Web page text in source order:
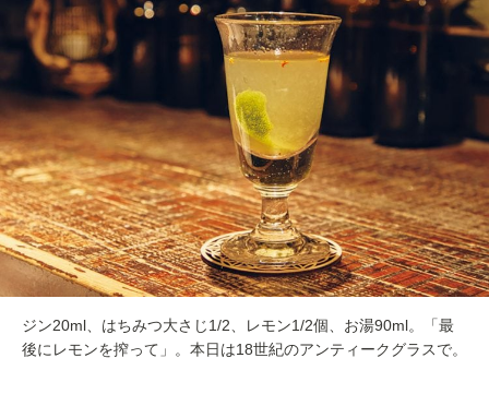
ジン20ml、はちみつ大さじ1/2、レモン1/2個、お湯90ml。「最
後にレモンを搾って」。本日は18世紀のアンティークグラスで。